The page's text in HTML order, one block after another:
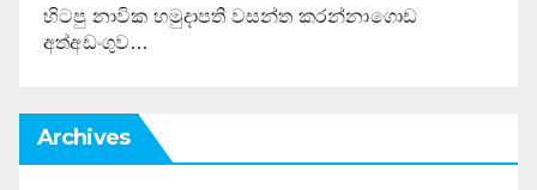
හිටපු නාවික හමුදාපති වසන්ත කරන්නාගොඩ
අත්අඩංගුව…
Archives